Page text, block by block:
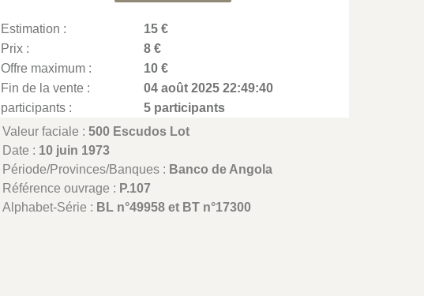
Estimation :
15 €
Prix :
8 €
Offre maximum :
10 €
Fin de la vente :
04 août 2025 22:49:40
participants :
5 participants
Valeur faciale :500 Escudos Lot
Date : 10 juin 1973
Période/Provinces/Banques : Banco de Angola
Référence ouvrage : P.107
Alphabet-Série : BL n°49958 et BT n°17300